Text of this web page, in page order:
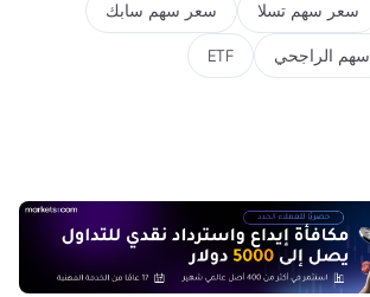
سعر سهم تسلا سعر سهم سابك
سهم الراجحي ETF